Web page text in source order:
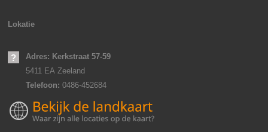
Lokatie
Adres: Kerkstraat 57-59
5411 EA Zeeland
Telefoon: 0486-452684